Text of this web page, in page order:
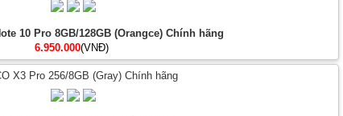
10 Pro 8GB/128GB (Orangce) Chính hãng
6.950.000(VNĐ)